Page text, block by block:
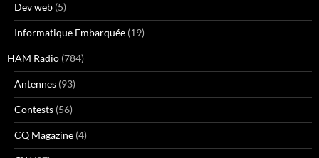
Dev web (5)
Informatique Embarquée (19)
HAM Radio (784)
Antennes (93)
Contests (56)
CQ Magazine (4)